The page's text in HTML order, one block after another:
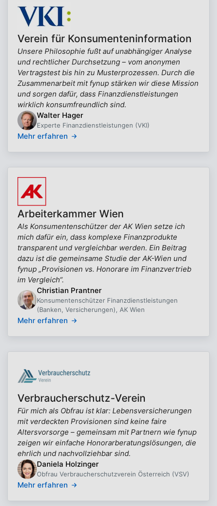
Verein für Konsumenteninformation
Unsere Philosophie fußt auf unabhängiger Analyse
und rechtlicher Durchsetzung – vom anonymen
Vertragstest bis hin zu Musterprozessen. Durch die
Zusammenarbeit mit fynup stärken wir diese Mission
und sorgen dafür, dass Finanzdienstleistungen
wirklich konsumfreundlich sind.
Walter Hager
Experte Finanzdienstleistungen (VKI)
Mehr erfahren
Arbeiterkammer Wien
Als Konsumentenschützer der AK Wien setze ich
mich dafür ein, dass komplexe Finanzprodukte
transparent und vergleichbar werden. Ein Beitrag
dazu ist die gemeinsame Studie der AK-Wien und
fynup „Provisionen vs. Honorare im Finanzvertrieb
im Vergleich“.
Christian Prantner
Konsumentenschützer Finanzdienstleistungen
(Banken, Versicherungen), AK Wien
Mehr erfahren
Verbraucherschutz-Verein
Für mich als Obfrau ist klar: Lebensversicherungen
mit verdeckten Provisionen sind keine faire
Altersvorsorge – gemeinsam mit Partnern wie fynup
zeigen wir einfache Honorarberatungslösungen, die
ehrlich und nachvollziehbar sind.
Daniela Holzinger
Obfrau Verbraucherschutzverein Österreich (VSV)
Mehr erfahren